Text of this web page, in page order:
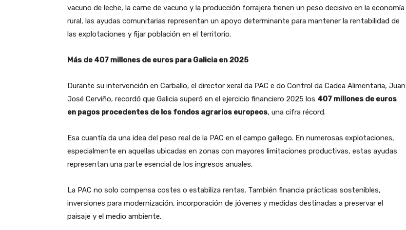
vacuno de leche, la carne de vacuno y la producción forrajera tienen un peso decisivo en la economía
rural, las ayudas comunitarias representan un apoyo determinante para mantener la rentabilidad de
las explotaciones y fijar población en el territorio.
Más de 407 millones de euros para Galicia en 2025
Durante su intervención en Carballo, el director xeral da PAC e do Control da Cadea Alimentaria, Juan
José Cerviño, recordó que Galicia superó en el ejercicio financiero 2025 los 407 millones de euros
en pagos procedentes de los fondos agrarios europeos, una cifra récord.
Esa cuantía da una idea del peso real de la PAC en el campo gallego. En numerosas explotaciones,
especialmente en aquellas ubicadas en zonas con mayores limitaciones productivas, estas ayudas
representan una parte esencial de los ingresos anuales.
La PAC no solo compensa costes o estabiliza rentas. También financia prácticas sostenibles,
inversiones para modernización, incorporación de jóvenes y medidas destinadas a preservar el
paisaje y el medio ambiente.